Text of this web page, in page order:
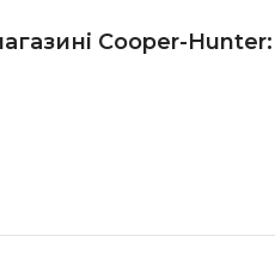
Сooper-Hunter: